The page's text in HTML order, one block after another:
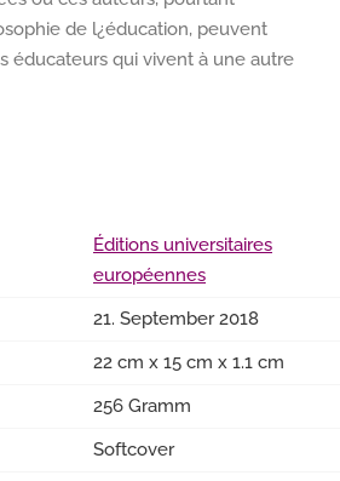
de l¿éducation, peuvent
éducateurs qui vivent à une autre
Éditions universitaires
européennes
21. September 2018
22 cm x 15 cm x 1.1 cm
256 Gramm
Softcover